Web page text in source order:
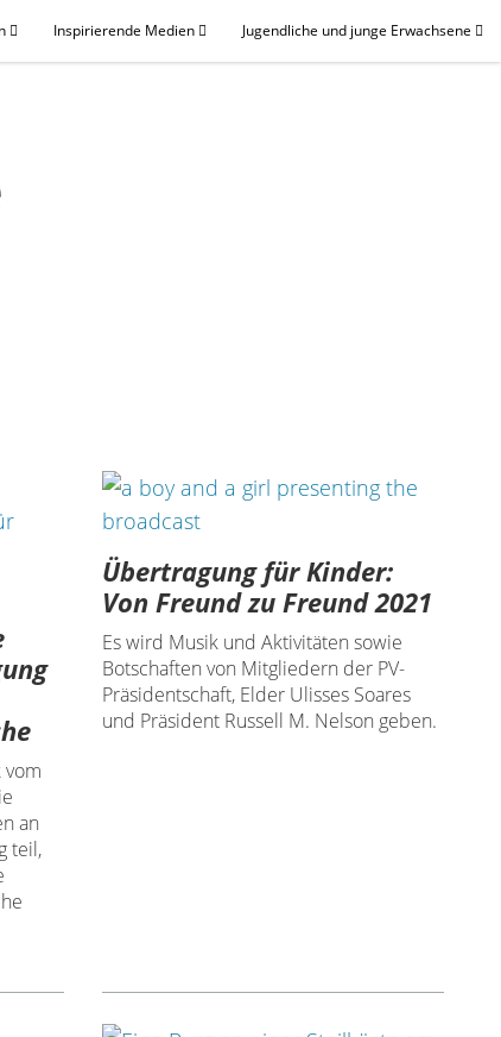
Inspirierende Medien Jugendliche und junge Erwachsene
vom
an
teil,
Übertragung für Kinder:
Von Freund zu Freund 2021
Es wird Musik und Aktivitäten sowie
Botschaften von Mitgliedern der PV-
Präsidentschaft, Elder Ulisses Soares
und Präsident Russell M. Nelson geben.